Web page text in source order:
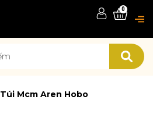
0
Túi Mcm Aren Hobo